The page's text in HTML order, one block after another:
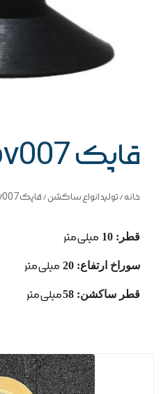
قاپک pv007
خانه/تولید انواع ساکشن/ قاپک pv007
قطر: 10 میلی متر
سوراخ ارتفاع: 20 میلی متر
قطر ساكشن: 58 میلی متر